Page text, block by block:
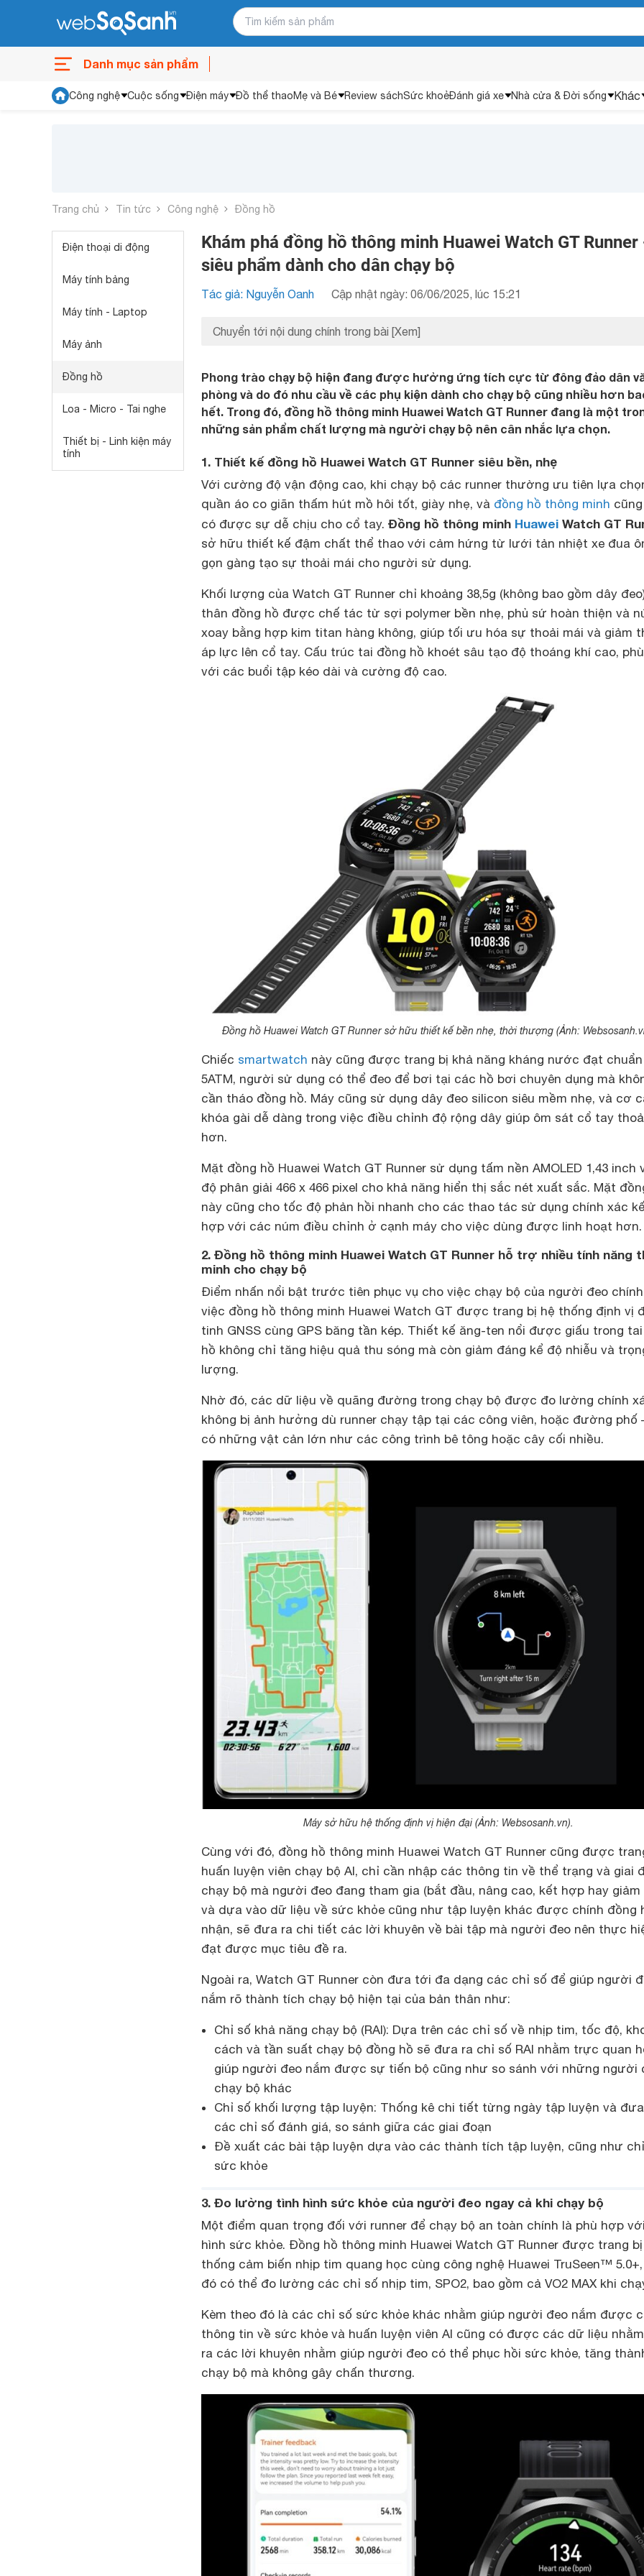
Danh mục sản phẩm
Công nghệ Cuộc sống Điện máy Đồ thể thaoMẹ và Bé Review sáchSức khoẻĐánh giá xe Nhà cửa & Đời sống Khác
Trang chủ Tin tức Công nghệ Đồng hồ
Điện thoại di động
Máy tính bảng
Máy tính - Laptop
Máy ảnh
Đồng hồ
Loa - Micro - Tai nghe
Thiết bị - Linh kiện máy
tính
Khám phá đồng hồ thông minh Huawei Watch GT Runner
siêu phẩm dành cho dân chạy bộ
Tác giả: Nguyễn Oanh Cập nhật ngày: 06/06/2025, lúc 15:21
Chuyển tới nội dung chính trong bài [Xem]
Phong trào chạy bộ hiện đang được hưởng ứng tích cực từ đông đảo dân
phòng và do đó nhu cầu về các phụ kiện dành cho chạy bộ cũng nhiều hơn
hết. Trong đó, đồng hồ thông minh Huawei Watch GT Runner đang là một
những sản phẩm chất lượng mà người chạy bộ nên cân nhắc lựa chọn.
1. Thiết kế đồng hồ Huawei Watch GT Runner siêu bền, nhẹ
Với cường độ vận động cao, khi chạy bộ các runner thường ưu tiên lựa
quần áo co giãn thấm hút mồ hôi tốt, giày nhẹ, và đồng hồ thông minh
có được sự dễ chịu cho cổ tay. Đồng hồ thông minh Huawei Watch GT
sở hữu thiết kế đậm chất thể thao với cảm hứng từ lưới tản nhiệt xe đua
gọn gàng tạo sự thoải mái cho người sử dụng.
Khối lượng của Watch GT Runner chỉ khoảng 38,5g (không bao gồm dây
thân đồng hồ được chế tác từ sợi polymer bền nhẹ, phủ sứ hoàn thiện và
xoay bằng hợp kim titan hàng không, giúp tối ưu hóa sự thoải mái và giảm
áp lực lên cổ tay. Cấu trúc tai đồng hồ khoét sâu tạo độ thoáng khí cao,
với các buổi tập kéo dài và cường độ cao.
Đồng hồ Huawei Watch GT Runner sở hữu thiết kế bền nhẹ, thời thượng (Ảnh:
Chiếc smartwatch này cũng được trang bị khả năng kháng nước đạt chuẩn
5ATM, người sử dụng có thể đeo để bơi tại các hồ bơi chuyên dụng mà
cần tháo đồng hồ. Máy cũng sử dụng dây đeo silicon siêu mềm nhẹ, và cơ
khóa gài dễ dàng trong việc điều chỉnh độ rộng dây giúp ôm sát cổ tay
hơn.
Mặt đồng hồ Huawei Watch GT Runner sử dụng tấm nền AMOLED 1,43 inch
độ phân giải 466 x 466 pixel cho khả năng hiển thị sắc nét xuất sắc. Mặt
này cũng cho tốc độ phản hồi nhanh cho các thao tác sử dụng chính xác
hợp với các núm điều chỉnh ở cạnh máy cho việc dùng được linh hoạt hơn.
2. Đồng hồ thông minh Huawei Watch GT Runner hỗ trợ nhiều tính năng
minh cho chạy bộ
Điểm nhấn nổi bật trước tiên phục vụ cho việc chạy bộ của người đeo
việc đồng hồ thông minh Huawei Watch GT được trang bị hệ thống định vị
tinh GNSS cùng GPS băng tần kép. Thiết kế ăng-ten nổi được giấu trong
hồ không chỉ tăng hiệu quả thu sóng mà còn giảm đáng kể độ nhiễu và
lượng.
Nhờ đó, các dữ liệu về quãng đường trong chạy bộ được đo lường chính
không bị ảnh hưởng dù runner chạy tập tại các công viên, hoặc đường phố
có những vật cản lớn như các công trình bê tông hoặc cây cối nhiều.
Máy sở hữu hệ thống định vị hiện đại (Ảnh: Websosanh.vn).
Cùng với đó, đồng hồ thông minh Huawei Watch GT Runner cũng được
huấn luyện viên chạy bộ AI, chỉ cần nhập các thông tin về thể trạng và giai
chạy bộ mà người đeo đang tham gia (bắt đầu, nâng cao, kết hợp hay
và dựa vào dữ liệu về sức khỏe cũng như tập luyện khác được chính đồng
nhận, sẽ đưa ra chi tiết các lời khuyên về bài tập mà người đeo nên thực
đạt được mục tiêu đề ra.
Ngoài ra, Watch GT Runner còn đưa tới đa dạng các chỉ số để giúp người
nắm rõ thành tích chạy bộ hiện tại của bản thân như:
Chỉ số khả năng chạy bộ (RAI): Dựa trên các chỉ số về nhịp tim, tốc độ,
cách và tần suất chạy bộ đồng hồ sẽ đưa ra chỉ số RAI nhằm trực quan
giúp người đeo nắm được sự tiến bộ cũng như so sánh với những người
chạy bộ khác
Chỉ số khối lượng tập luyện: Thống kê chi tiết từng ngày tập luyện và
các chỉ số đánh giá, so sánh giữa các giai đoạn
Đề xuất các bài tập luyện dựa vào các thành tích tập luyện, cũng như
sức khỏe
3. Đo lường tình hình sức khỏe của người đeo ngay cả khi chạy bộ
Một điểm quan trọng đối với runner để chạy bộ an toàn chính là phù hợp
hình sức khỏe. Đồng hồ thông minh Huawei Watch GT Runner được trang
thống cảm biến nhịp tim quang học cùng công nghệ Huawei TruSeen™
đó có thể đo lường các chỉ số nhịp tim, SPO2, bao gồm cả VO2 MAX khi
Kèm theo đó là các chỉ số sức khỏe khác nhằm giúp người đeo nắm được
thông tin về sức khỏe và huấn luyện viên AI cũng có được các dữ liệu
ra các lời khuyên nhằm giúp người đeo có thể phục hồi sức khỏe, tăng
chạy bộ mà không gây chấn thương.